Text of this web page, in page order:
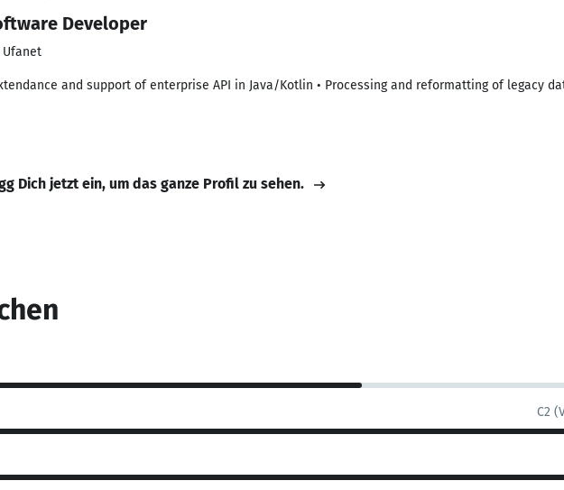
Developer
Ufanet
and support of enterprise API in Java/Kotlin • Processing and reformatting of legacy
Dich jetzt ein, um das ganze Profil zu sehen.
C2